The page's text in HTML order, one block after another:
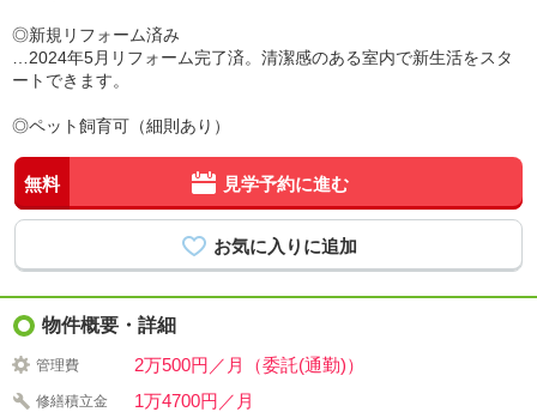
◎新規リフォーム済み
…2024年5月リフォーム完了済。清潔感のある室内で新生活をスタ
ートできます。
◎ペット飼育可（細則あり）
無料 見学予約に進む
物件概要・詳細
管理費 2万500円／月（委託(通勤)）
修繕積立金 1万4700円／月